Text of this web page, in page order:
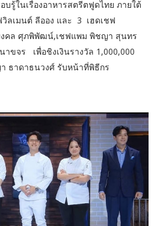
บรู้ในเรื่องอาหารสตรีตฟูดไทย ภายใต้
ลเมนต์ ลีออง และ 3 เฮดเชฟ
คล ศุภพิพัฒน์,เชฟแพม พิชญา สุนทร
ขจร เพื่อชิงเงินรางวัล 1,000,000
ธาดาธนวงศ์ รับหน้าที่พิธีกร